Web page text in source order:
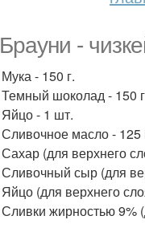
Брауни -
Мука - 150 г.
Темный шоколад - 150
Яйцо - 1 шт.
Сливочное масло - 125
Сахар (для верхнего
Сливочный сыр (для
Яйцо (для верхнего
Сливки жирностью 9%